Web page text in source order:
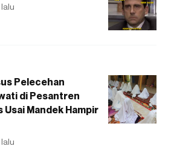
Pelecehan
di Pesantren
Usai Mandek Hampir